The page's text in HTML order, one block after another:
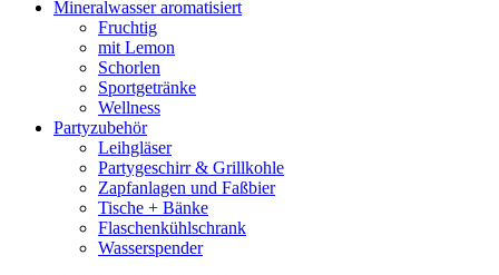
Mineralwasser aromatisiert
Fruchtig
mit Lemon
Schorlen
Sportgetränke
Wellness
Partyzubehör
Leihgläser
Partygeschirr & Grillkohle
Zapfanlagen und Faßbier
Tische + Bänke
Flaschenkühlschrank
Wasserspender